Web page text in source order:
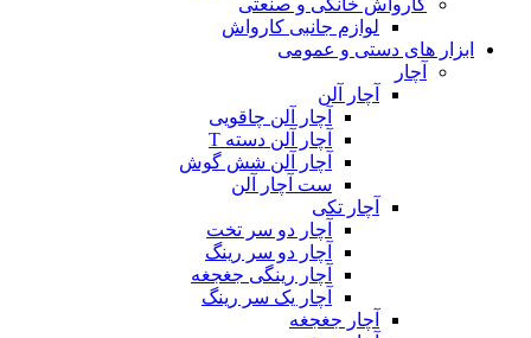
لوازم جانبی کارواش
ابزار های دستی و عمومی
آچار
آچار آلن
آچار آلن چاقویی
آچار آلن دسته T
آچار آلن شش گوش
ست آچار آلن
آچار تکی
آچار دو سر تخت
آچار دو سر رینگ
آچار رینگی جغجغه
آچار یک سر رینگ
آچار جغجغه